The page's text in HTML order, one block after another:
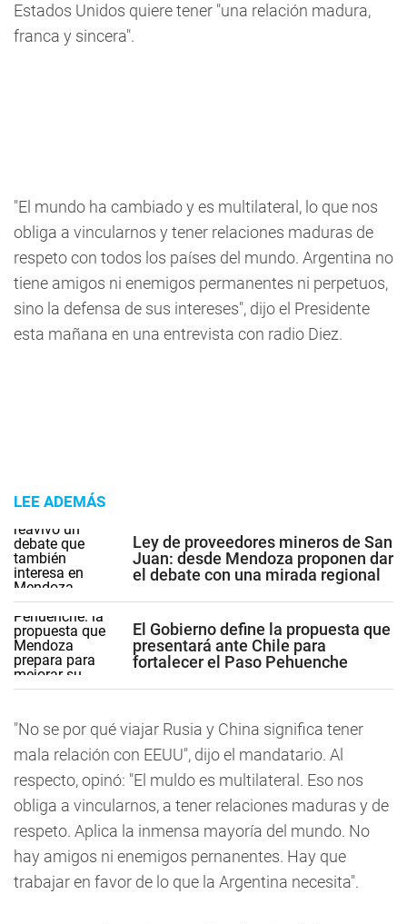
Estados Unidos quiere tener "una relación madura,
franca y sincera".
"El mundo ha cambiado y es multilateral, lo que nos
obliga a vincularnos y tener relaciones maduras de
respeto con todos los países del mundo. Argentina no
tiene amigos ni enemigos permanentes ni perpetuos,
sino la defensa de sus intereses", dijo el Presidente
esta mañana en una entrevista con radio Diez.
LEE ADEMÁS
Ley de proveedores mineros de San
Juan: desde Mendoza proponen dar
el debate con una mirada regional
El Gobierno define la propuesta que
presentará ante Chile para
fortalecer el Paso Pehuenche
"No se por qué viajar Rusia y China significa tener
mala relación con EEUU", dijo el mandatario. Al
respecto, opinó: "El muldo es multilateral. Eso nos
obliga a vincularnos, a tener relaciones maduras y de
respeto. Aplica la inmensa mayoría del mundo. No
hay amigos ni enemigos pernanentes. Hay que
trabajar en favor de lo que la Argentina necesita".